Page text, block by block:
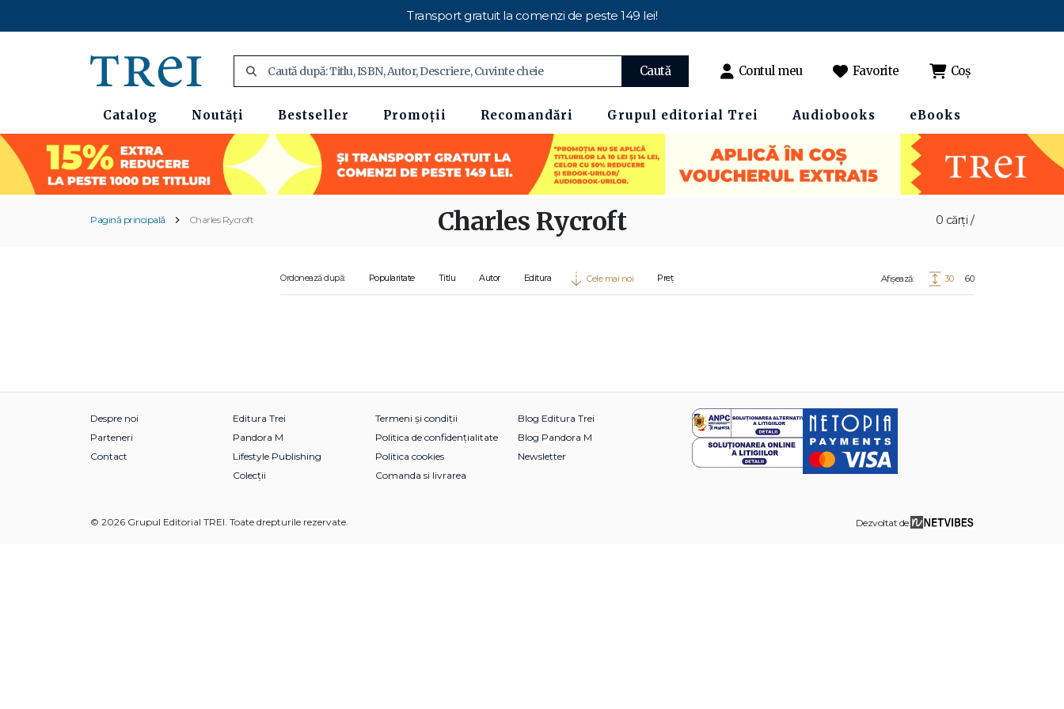
Transport gratuit la comenzi de peste 149 lei!
Caută Contul meu Favorite Coș
Catalog Noutăți Bestseller Promoții Recomandări Grupul editorial Trei Audiobooks eBooks
Pagină principală Charles Rycroft 0 cărți /
Charles Rycroft
Ordonează după: Popularitate Titlu Autor Editura Cele mai noi Preț Afișează: 30 60
Despre noi
Parteneri
Contact
Editura Trei
Pandora M
Lifestyle Publishing
Colecții
Termeni și condiții
Politica de confidențialitate
Politica cookies
Comanda si livrarea
Blog Editura Trei
Blog Pandora M
Newsletter
© 2026 Grupul Editorial TREI. Toate drepturile rezervate. Dezvoltat de: